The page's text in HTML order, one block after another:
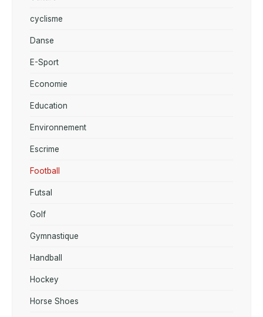
cyclisme
Danse
E-Sport
Economie
Education
Environnement
Escrime
Football
Futsal
Golf
Gymnastique
Handball
Hockey
Horse Shoes